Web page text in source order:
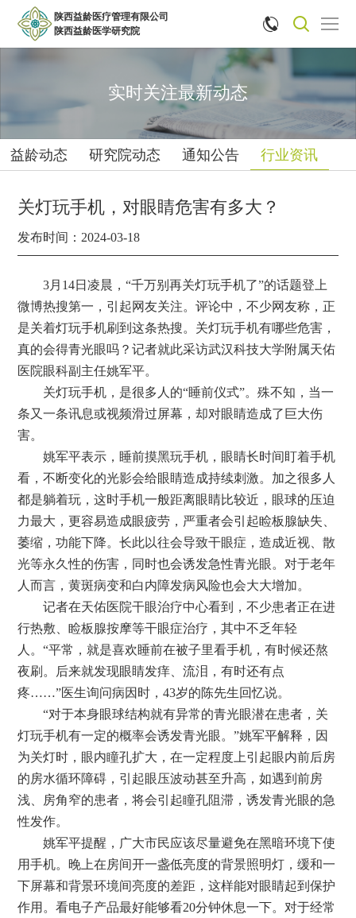
陕西益龄医疗管理有限公司
陕西益龄医学研究院
 
实时关注最新动态
益龄动态 研究院动态 通知公告 行业资讯
关灯玩手机，对眼睛危害有多大？
发布时间：2024-03-18
3月14日凌晨，“千万别再关灯玩手机了”的话题登上
微博热搜第一，引起网友关注。评论中，不少网友称，正
是关着灯玩手机刷到这条热搜。关灯玩手机有哪些危害，
真的会得青光眼吗？记者就此采访武汉科技大学附属天佑
医院眼科副主任姚军平。
关灯玩手机，是很多人的“睡前仪式”。殊不知，当一
条又一条讯息或视频滑过屏幕，却对眼睛造成了巨大伤
害。
姚军平表示，睡前摸黑玩手机，眼睛长时间盯着手机
看，不断变化的光影会给眼睛造成持续刺激。加之很多人
都是躺着玩，这时手机一般距离眼睛比较近，眼球的压迫
力最大，更容易造成眼疲劳，严重者会引起睑板腺缺失、
萎缩，功能下降。长此以往会导致干眼症，造成近视、散
光等永久性的伤害，同时也会诱发急性青光眼。对于老年
人而言，黄斑病变和白内障发病风险也会大大增加。
记者在天佑医院干眼治疗中心看到，不少患者正在进
行热敷、睑板腺按摩等干眼症治疗，其中不乏年轻
人。“平常，就是喜欢睡前在被子里看手机，有时候还熬
夜刷。后来就发现眼睛发痒、流泪，有时还有点
疼……”医生询问病因时，43岁的陈先生回忆说。
“对于本身眼球结构就有异常的青光眼潜在患者，关
灯玩手机有一定的概率会诱发青光眼。”姚军平解释，因
为关灯时，眼内瞳孔扩大，在一定程度上引起眼内前后房
的房水循环障碍，引起眼压波动甚至升高，如遇到前房
浅、房角窄的患者，将会引起瞳孔阻滞，诱发青光眼的急
性发作。
姚军平提醒，广大市民应该尽量避免在黑暗环境下使
用手机。晚上在房间开一盏低亮度的背景照明灯，缓和一
下屏幕和背景环境间亮度的差距，这样能对眼睛起到保护
作用。看电子产品最好能够看20分钟休息一下。对于经常